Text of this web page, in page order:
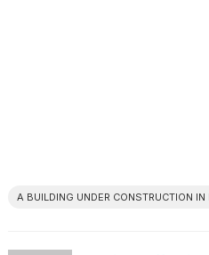
A BUILDING UNDER CONSTRUCTION